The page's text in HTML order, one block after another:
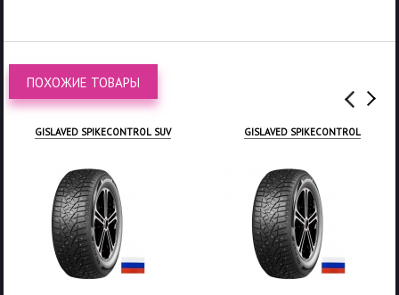
ПОХОЖИЕ ТОВАРЫ
GISLAVED SPIKECONTROL SUV GISLAVED SPIKECONTROL